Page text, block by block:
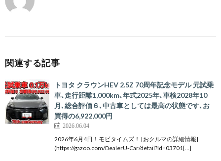
関連する記事
トヨタ クラウンHEV 2.5Z 70周年記念モデル 元試乗
車､走行距離1,000km､年式2025年､車検2028年10
月､総合評価６､中古車としては最高の状態です､お
買得の6,922,000円
2026.06.04
2026年6月4日！モビタイムズ！ [おクルマの詳細情報]
(https://gazoo.com/DealerU-Car/detail?Id=03701[…]